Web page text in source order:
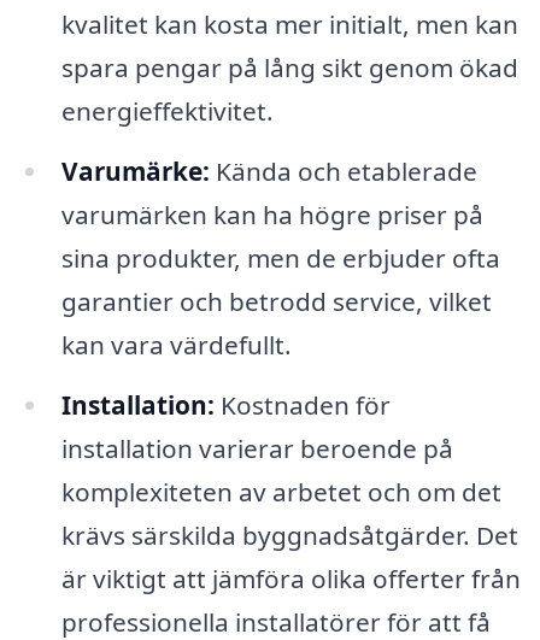
kvalitet kan kosta mer initialt, men kan
spara pengar på lång sikt genom ökad
energieffektivitet.
Varumärke: Kända och etablerade
varumärken kan ha högre priser på
sina produkter, men de erbjuder ofta
garantier och betrodd service, vilket
kan vara värdefullt.
Installation: Kostnaden för
installation varierar beroende på
komplexiteten av arbetet och om det
krävs särskilda byggnadsåtgärder. Det
är viktigt att jämföra olika offerter från
professionella installatörer för att få